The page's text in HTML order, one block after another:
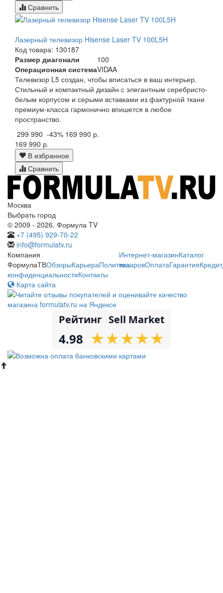
Сравнить
Лазерный телевизор Hisense Laser TV 100L5H
Код товара: 130187
Размер диагонали
100
Операционная системаVIDAA
Телевизор L5 создан, чтобы вписаться в ваш интерьер.
Стильный и компактный дизайн с элегантным серебристо-
белым корпусом и серыми вставками из фактурной ткани
премиум-класса гармонично впишется в любое
пространство.
299 990 -43% 169 990 р.
169 990 р.
В избранное
Сравнить
Москва
Выбрать город
© 2009 - 2026. Формула TV
+7 (495) 929-70-22
info@formulatv.ru
Компания
ФормулаТВОбзорыКарьераПолитика
конфиденциальностиКонтакты
Интернет-магазинКаталог
товаровОплатаГарантияКредит
Карта сайта
Рейтинг Sell Market
4.98 ★
★★
★★
★★
★★
★